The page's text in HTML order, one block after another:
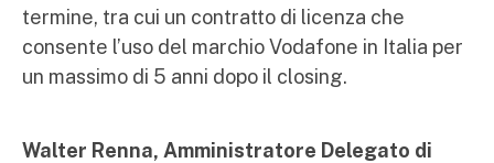
termine, tra cui un contratto di licenza che
consente l’uso del marchio Vodafone in Italia per
un massimo di 5 anni dopo il closing.
Walter Renna, Amministratore Delegato di